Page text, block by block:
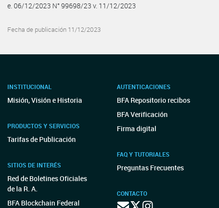
e. 06/12/2023 N° 99698/23 v. 11/12/2023
Fecha de publicación 11/12/2023
INSTITUCIONAL
Misión, Visión e Historia
PRODUCTOS Y SERVICIOS
Tarifas de Publicación
SITIOS DE INTERÉS
Red de Boletines Oficiales
de la R. A.
BFA Blockchain Federal
AUTENTICACIONES
BFA Repositorio recibos
BFA Verificación
Firma digital
FAQ Y TUTORIALES
Preguntas Frecuentes
CONTACTO